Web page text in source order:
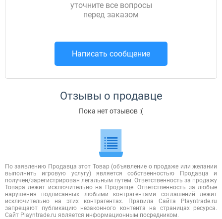
уточните все вопросы
перед заказом
Написать сообщение
Отзывы о продавце
Пока нет отзывов :(
По заявлению Продавца этот Товар (объявление о продаже или желании
выполнить игровую услугу) является собственностью Продавца и
получен/зарегистрирован легальным путем. Ответственность за продажу
Товара лежит исключительно на Продавце. Ответственность за любые
нарушения подписанных любыми контрагентами соглашений лежит
исключительно на этих контрагентах. Правила Сайта Playntrade.ru
запрещают публикацию незаконного контента на страницах ресурса.
Сайт Playntrade.ru является информационным посредником.